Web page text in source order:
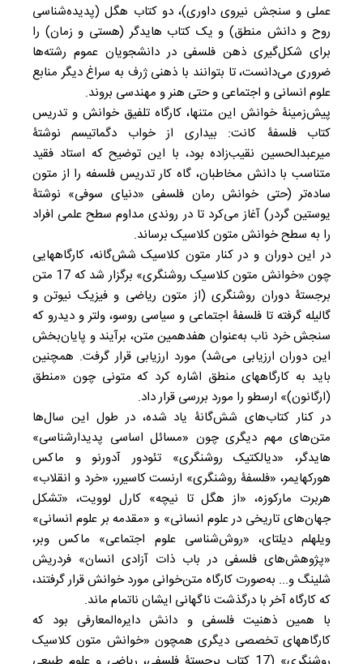
عملی و سنجش نیروی داوری)، دو کتاب هگل (پدیده‌شناسی
روح و دانش منطق) و یک کتاب هایدگر (هستی و زمان) را
برای شکل‌گیری ذهن فلسفی در دانشجویان عموم رشته‌ها
ضروری می‌دانست، تا بتوانند با ذهنی ژرف به سراغ دیگر منابع
علوم انسانی و اجتماعی و حتی هنر و مهندسی بروند.
پیش‌زمینۀ خوانش این متن‏ها، کارگاه تلفیق خوانش و تدریس
کتاب فلسفۀ کانت: بیداری از خواب دگماتیسم نوشتۀ
میرعبدالحسین نقیب‌زاده بود، با این توضیح که استاد فقید
متناسب با دانش مخاطبان، گاه کار تدریس فلسفه را از متون
ساده‌تر (حتی خوانش رمان فلسفی «دنیای سوفی» نوشتۀ
یوستین گردر) آغاز می‌کرد تا در روندی مداوم سطح علمی افراد
را به سطح خوانش متون کلاسیک برساند.
در این دوران و در کنار متون کلاسیک شش‌گانه، کارگاههایی
چون «خوانش متون کلاسیک روشنگری» برگزار شد که 17 متن
برجستۀ دوران روشنگری (از متون ریاضی و فیزیک نیوتن و
گالیله گرفته تا فلسفۀ اجتماعی و سیاسی روسو، ولتر و دیدرو که
سنجش خرد ناب به‌عنوان هفدهمین متن، برآیند و پایان‌بخش
این دوران ارزیابی می‌شد) مورد ارزیابی قرار گرفت. همچنین
باید به کارگاههای منطق اشاره کرد که متونی چون «منطق
(ارگانون)» ارسطو را مورد بررسی قرار داد.
در کنار کتاب‌های شش‌گانۀ یاد شده، در طول این سال‌ها
متن‌های مهم دیگری چون «مسائل اساسی پدیدارشناسی»
هایدگر، «دیالکتیک روشنگری» تئودور آدورنو و ماکس
هورکهایمر، «فلسفۀ روشنگری» ارنست کاسیرر، «خرد و انقلاب»
هربرت مارکوزه، «از هگل تا نیچه» کارل لوویت، «تشکل
جهان‌های تاریخی در علوم انسانی» و «مقدمه بر علوم انسانی»
ویلهلم دیلتای، «روش‌شناسی علوم اجتماعی» ماکس وبر،
«پژوهش‌های فلسفی در باب ذات آزادی انسان» فردریش
شلینگ و... به‌صورت کارگاه متن‌خوانی مورد خوانش قرار گرفتند،
که کارگاه آخر با درگذشت ناگهانی ایشان ناتمام ماند.
با همین ذهنیت فلسفی و دانش دایره‌المعارفی بود که
کارگاههای تخصصی دیگری همچون «خوانش متون کلاسیک